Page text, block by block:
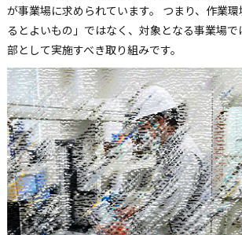
が事業場に求められています。 つまり、作業
るとよいもの」ではなく、対象となる事業場
部として実施すべき取り組みです。